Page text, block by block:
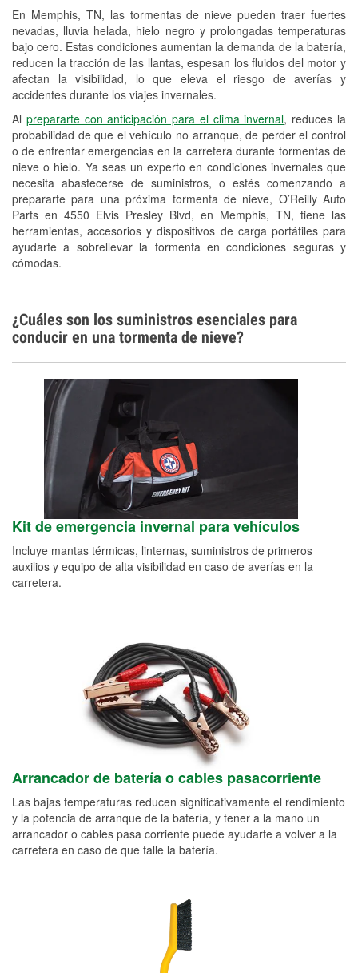
En Memphis, TN, las tormentas de nieve pueden traer fuertes
nevadas, lluvia helada, hielo negro y prolongadas temperaturas
bajo cero. Estas condiciones aumentan la demanda de la batería,
reducen la tracción de las llantas, espesan los fluidos del motor y
afectan la visibilidad, lo que eleva el riesgo de averías y
accidentes durante los viajes invernales.
Al prepararte con anticipación para el clima invernal, reduces la
probabilidad de que el vehículo no arranque, de perder el control
o de enfrentar emergencias en la carretera durante tormentas de
nieve o hielo. Ya seas un experto en condiciones invernales que
necesita abastecerse de suministros, o estés comenzando a
prepararte para una próxima tormenta de nieve, O’Reilly Auto
Parts en 4550 Elvis Presley Blvd, en Memphis, TN, tiene las
herramientas, accesorios y dispositivos de carga portátiles para
ayudarte a sobrellevar la tormenta en condiciones seguras y
cómodas.
Programa de Préstamo de
Herramientas
Rectificación de tambores y discos de
freno
Snowstorm Supplies
Conoce más
¿Cuáles son los suministros esenciales para
conducir en una tormenta de nieve?
Kit de emergencia invernal para vehículos
Incluye mantas térmicas, linternas, suministros de primeros
auxilios y equipo de alta visibilidad en caso de averías en la
carretera.
Arrancador de batería o cables pasacorriente
Las bajas temperaturas reducen significativamente el rendimiento
y la potencia de arranque de la batería, y tener a la mano un
arrancador o cables pasa corriente puede ayudarte a volver a la
carretera en caso de que falle la batería.